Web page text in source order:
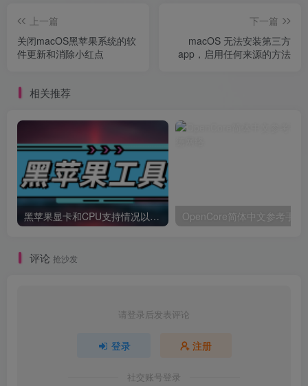
上一篇
关闭macOS黑苹果系统的软
件更新和消除小红点
下一篇
macOS 无法安装第三方
app，启用任何来源的方法
相关推荐
黑苹果显卡和CPU支持情况以及购买硬件防踩坑指南 OpenCore简体中文参考手册
评论 抢沙发
请登录后发表评论
登录 注册
社交账号登录